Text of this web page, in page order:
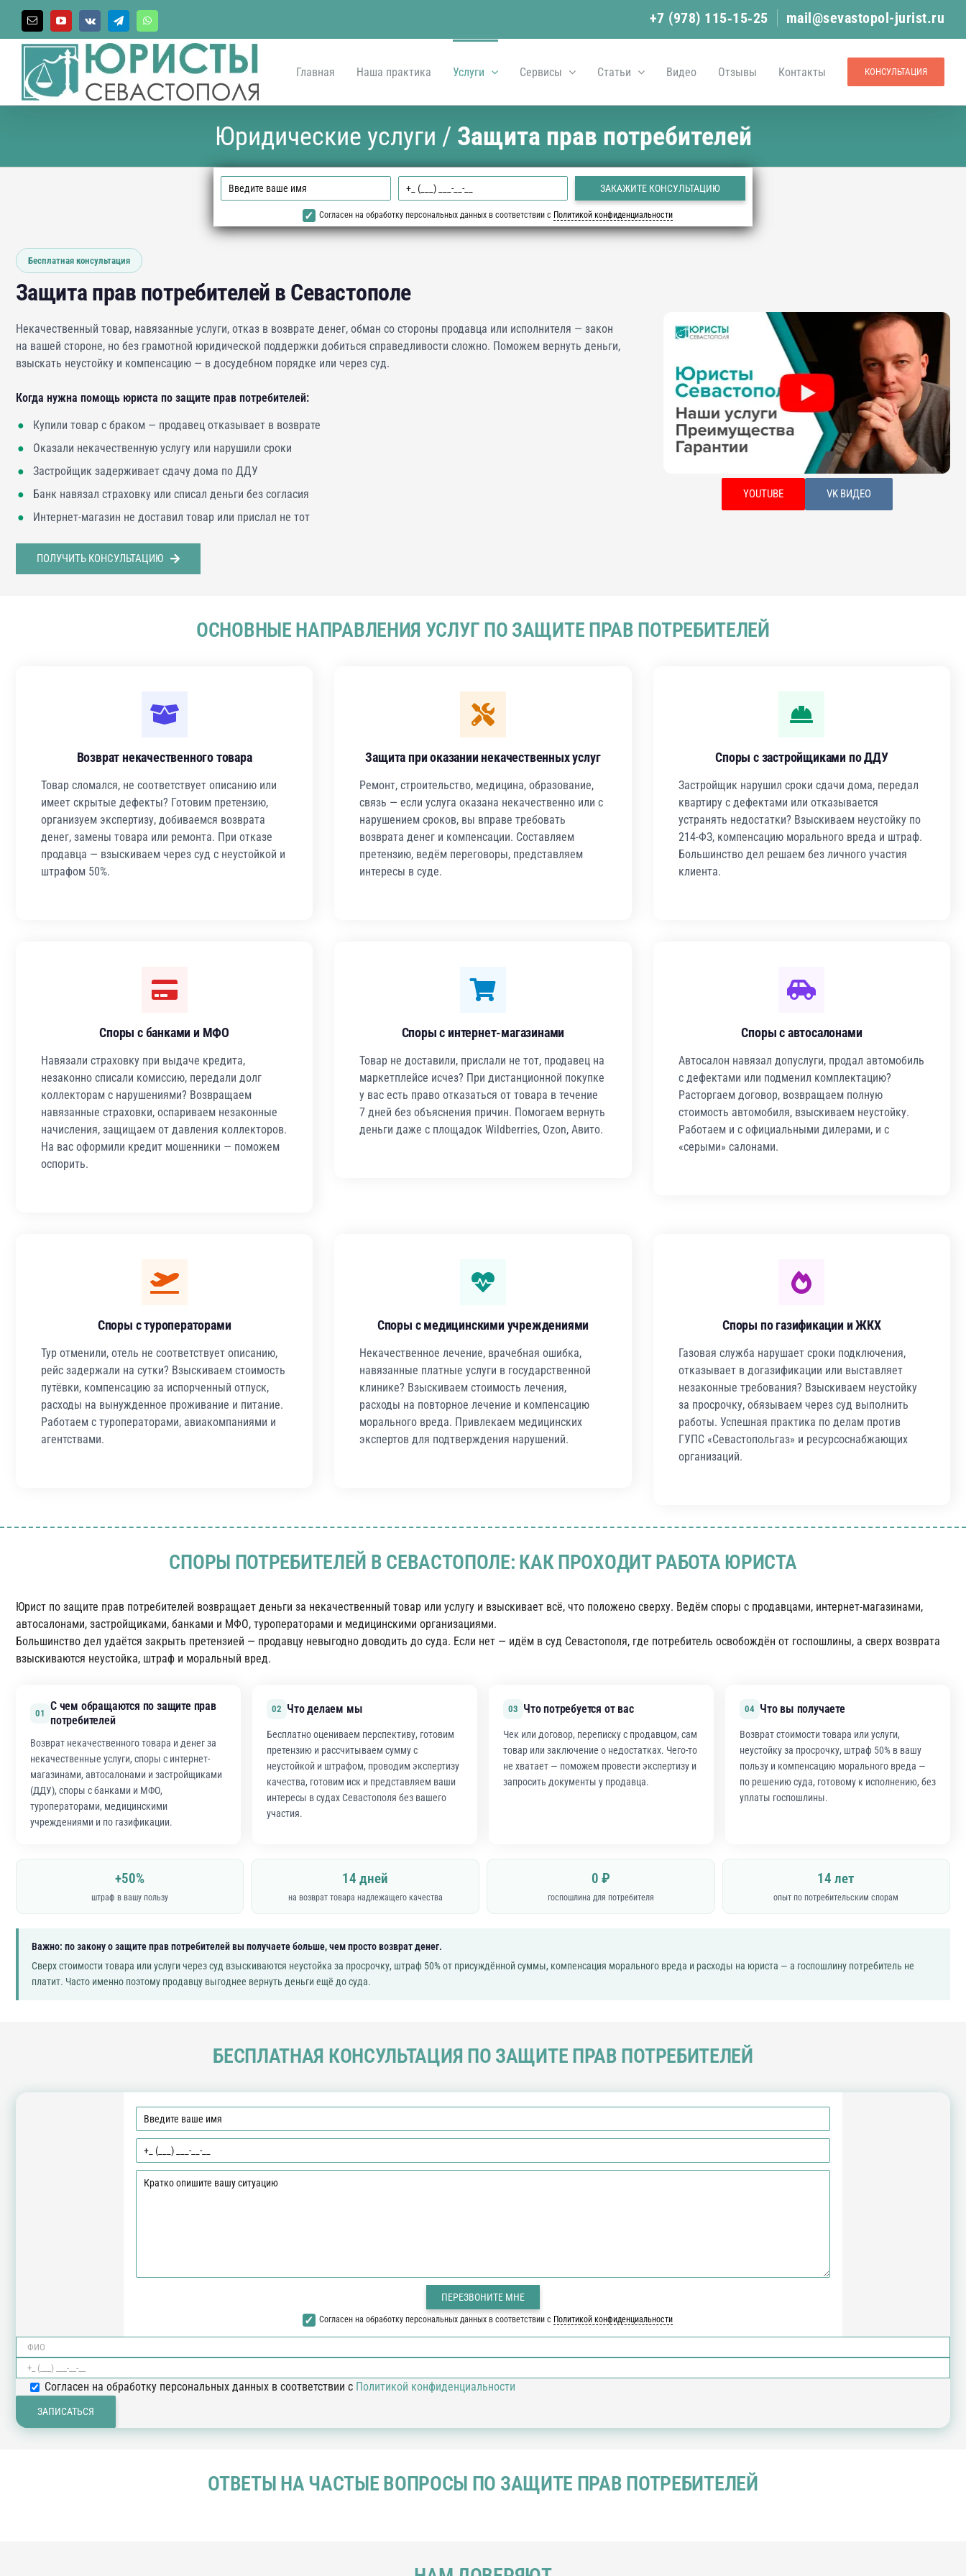
content
Email YouTube
Vk TelegramWhatsApp +7 (978) 115‑15‑25 mail@sevastopol-jurist.ru
Главная Наша практика Услуги Сервисы Статьи Видео Отзывы Контакты КОНСУЛЬТАЦИЯ
Юридические услуги / Защита прав потребителей
Согласен на обработку персональных данных в соответствии с Политикой конфиденциальности
Бесплатная консультация
Защита прав потребителей в Севастополе
Некачественный товар, навязанные услуги, отказ в возврате денег, обман со стороны продавца или исполнителя — закон
на вашей стороне, но без грамотной юридической поддержки добиться справедливости сложно. Поможем вернуть деньги,
взыскать неустойку и компенсацию — в досудебном порядке или через суд.
Когда нужна помощь юриста по защите прав потребителей:
●
Купили товар с браком — продавец отказывает в возврате
●
Оказали некачественную услугу или нарушили сроки
●
Застройщик задерживает сдачу дома по ДДУ
●
Банк навязал страховку или списал деньги без согласия
●
Интернет-магазин не доставил товар или прислал не тот
ПОЛУЧИТЬ КОНСУЛЬТАЦИЮ
YOUTUBE VK ВИДЕО
ОСНОВНЫЕ НАПРАВЛЕНИЯ УСЛУГ ПО ЗАЩИТЕ ПРАВ ПОТРЕБИТЕЛЕЙ
Возврат некачественного товара
Товар сломался, не соответствует описанию или
имеет скрытые дефекты? Готовим претензию,
организуем экспертизу, добиваемся возврата
денег, замены товара или ремонта. При отказе
продавца — взыскиваем через суд с неустойкой и
штрафом 50%.
Защита при оказании некачественных услуг
Ремонт, строительство, медицина, образование,
связь — если услуга оказана некачественно или с
нарушением сроков, вы вправе требовать
возврата денег и компенсации. Составляем
претензию, ведём переговоры, представляем
интересы в суде.
Споры с застройщиками по ДДУ
Застройщик нарушил сроки сдачи дома, передал
квартиру с дефектами или отказывается
устранять недостатки? Взыскиваем неустойку по
214-ФЗ, компенсацию морального вреда и штраф.
Большинство дел решаем без личного участия
клиента.
Споры с банками и МФО
Навязали страховку при выдаче кредита,
незаконно списали комиссию, передали долг
коллекторам с нарушениями? Возвращаем
навязанные страховки, оспариваем незаконные
начисления, защищаем от давления коллекторов.
На вас оформили кредит мошенники — поможем
оспорить.
Споры с интернет-магазинами
Товар не доставили, прислали не тот, продавец на
маркетплейсе исчез? При дистанционной покупке
у вас есть право отказаться от товара в течение
7 дней без объяснения причин. Помогаем вернуть
деньги даже с площадок Wildberries, Ozon, Авито.
Споры с автосалонами
Автосалон навязал допуслуги, продал автомобиль
с дефектами или подменил комплектацию?
Расторгаем договор, возвращаем полную
стоимость автомобиля, взыскиваем неустойку.
Работаем и с официальными дилерами, и с
«серыми» салонами.
Споры с туроператорами
Тур отменили, отель не соответствует описанию,
рейс задержали на сутки? Взыскиваем стоимость
путёвки, компенсацию за испорченный отпуск,
расходы на вынужденное проживание и питание.
Работаем с туроператорами, авиакомпаниями и
агентствами.
Споры с медицинскими учреждениями
Некачественное лечение, врачебная ошибка,
навязанные платные услуги в государственной
клинике? Взыскиваем стоимость лечения,
расходы на повторное лечение и компенсацию
морального вреда. Привлекаем медицинских
экспертов для подтверждения нарушений.
Споры по газификации и ЖКХ
Газовая служба нарушает сроки подключения,
отказывает в догазификации или выставляет
незаконные требования? Взыскиваем неустойку
за просрочку, обязываем через суд выполнить
работы. Успешная практика по делам против
ГУПС «Севастопольгаз» и ресурсоснабжающих
организаций.
СПОРЫ ПОТРЕБИТЕЛЕЙ В СЕВАСТОПОЛЕ: КАК ПРОХОДИТ РАБОТА ЮРИСТА
Юрист по защите прав потребителей возвращает деньги за некачественный товар или услугу и взыскивает всё, что положено сверху. Ведём споры с продавцами, интернет-магазинами,
автосалонами, застройщиками, банками и МФО, туроператорами и медицинскими организациями.
Большинство дел удаётся закрыть претензией — продавцу невыгодно доводить до суда. Если нет — идём в суд Севастополя, где потребитель освобождён от госпошлины, а сверх возврата
взыскиваются неустойка, штраф и моральный вред.
01
С чем обращаются по защите прав
потребителей
Возврат некачественного товара и денег за
некачественные услуги, споры с интернет-
магазинами, автосалонами и застройщиками
(ДДУ), споры с банками и МФО,
туроператорами, медицинскими
учреждениями и по газификации.
02 Что делаем мы
Бесплатно оцениваем перспективу, готовим
претензию и рассчитываем сумму с
неустойкой и штрафом, проводим экспертизу
качества, готовим иск и представляем ваши
интересы в судах Севастополя без вашего
участия.
03 Что потребуется от вас
Чек или договор, переписку с продавцом, сам
товар или заключение о недостатках. Чего-то
не хватает — поможем провести экспертизу и
запросить документы у продавца.
04 Что вы получаете
Возврат стоимости товара или услуги,
неустойку за просрочку, штраф 50% в вашу
пользу и компенсацию морального вреда —
по решению суда, готовому к исполнению, без
уплаты госпошлины.
+50%
штраф в вашу пользу
14 дней
на возврат товара надлежащего качества
0 ₽
госпошлина для потребителя
14 лет
опыт по потребительским спорам
Важно: по закону о защите прав потребителей вы получаете больше, чем просто возврат денег.
Сверх стоимости товара или услуги через суд взыскиваются неустойка за просрочку, штраф 50% от присуждённой суммы, компенсация морального вреда и расходы на юриста — а госпошлину потребитель не
платит. Часто именно поэтому продавцу выгоднее вернуть деньги ещё до суда.
БЕСПЛАТНАЯ КОНСУЛЬТАЦИЯ ПО ЗАЩИТЕ ПРАВ ПОТРЕБИТЕЛЕЙ
Согласен на обработку персональных данных в соответствии с Политикой конфиденциальности
Согласен на обработку персональных данных в соответствии с Политикой конфиденциальности
ОТВЕТЫ НА ЧАСТЫЕ ВОПРОСЫ ПО ЗАЩИТЕ ПРАВ ПОТРЕБИТЕЛЕЙ